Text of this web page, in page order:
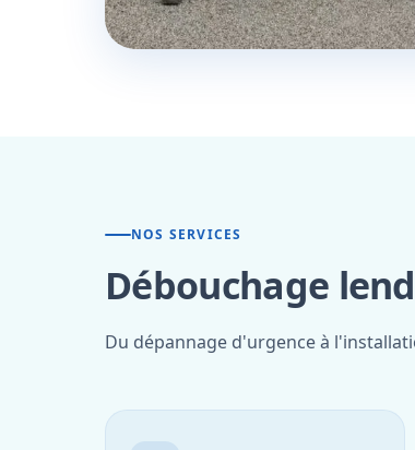
NOS SERVICES
Débouchage
Du dépannage d'urgence à